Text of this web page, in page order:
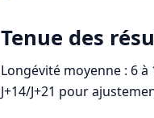
Tenue des
Longévité moyenne : 6
J+14/J+21 pour